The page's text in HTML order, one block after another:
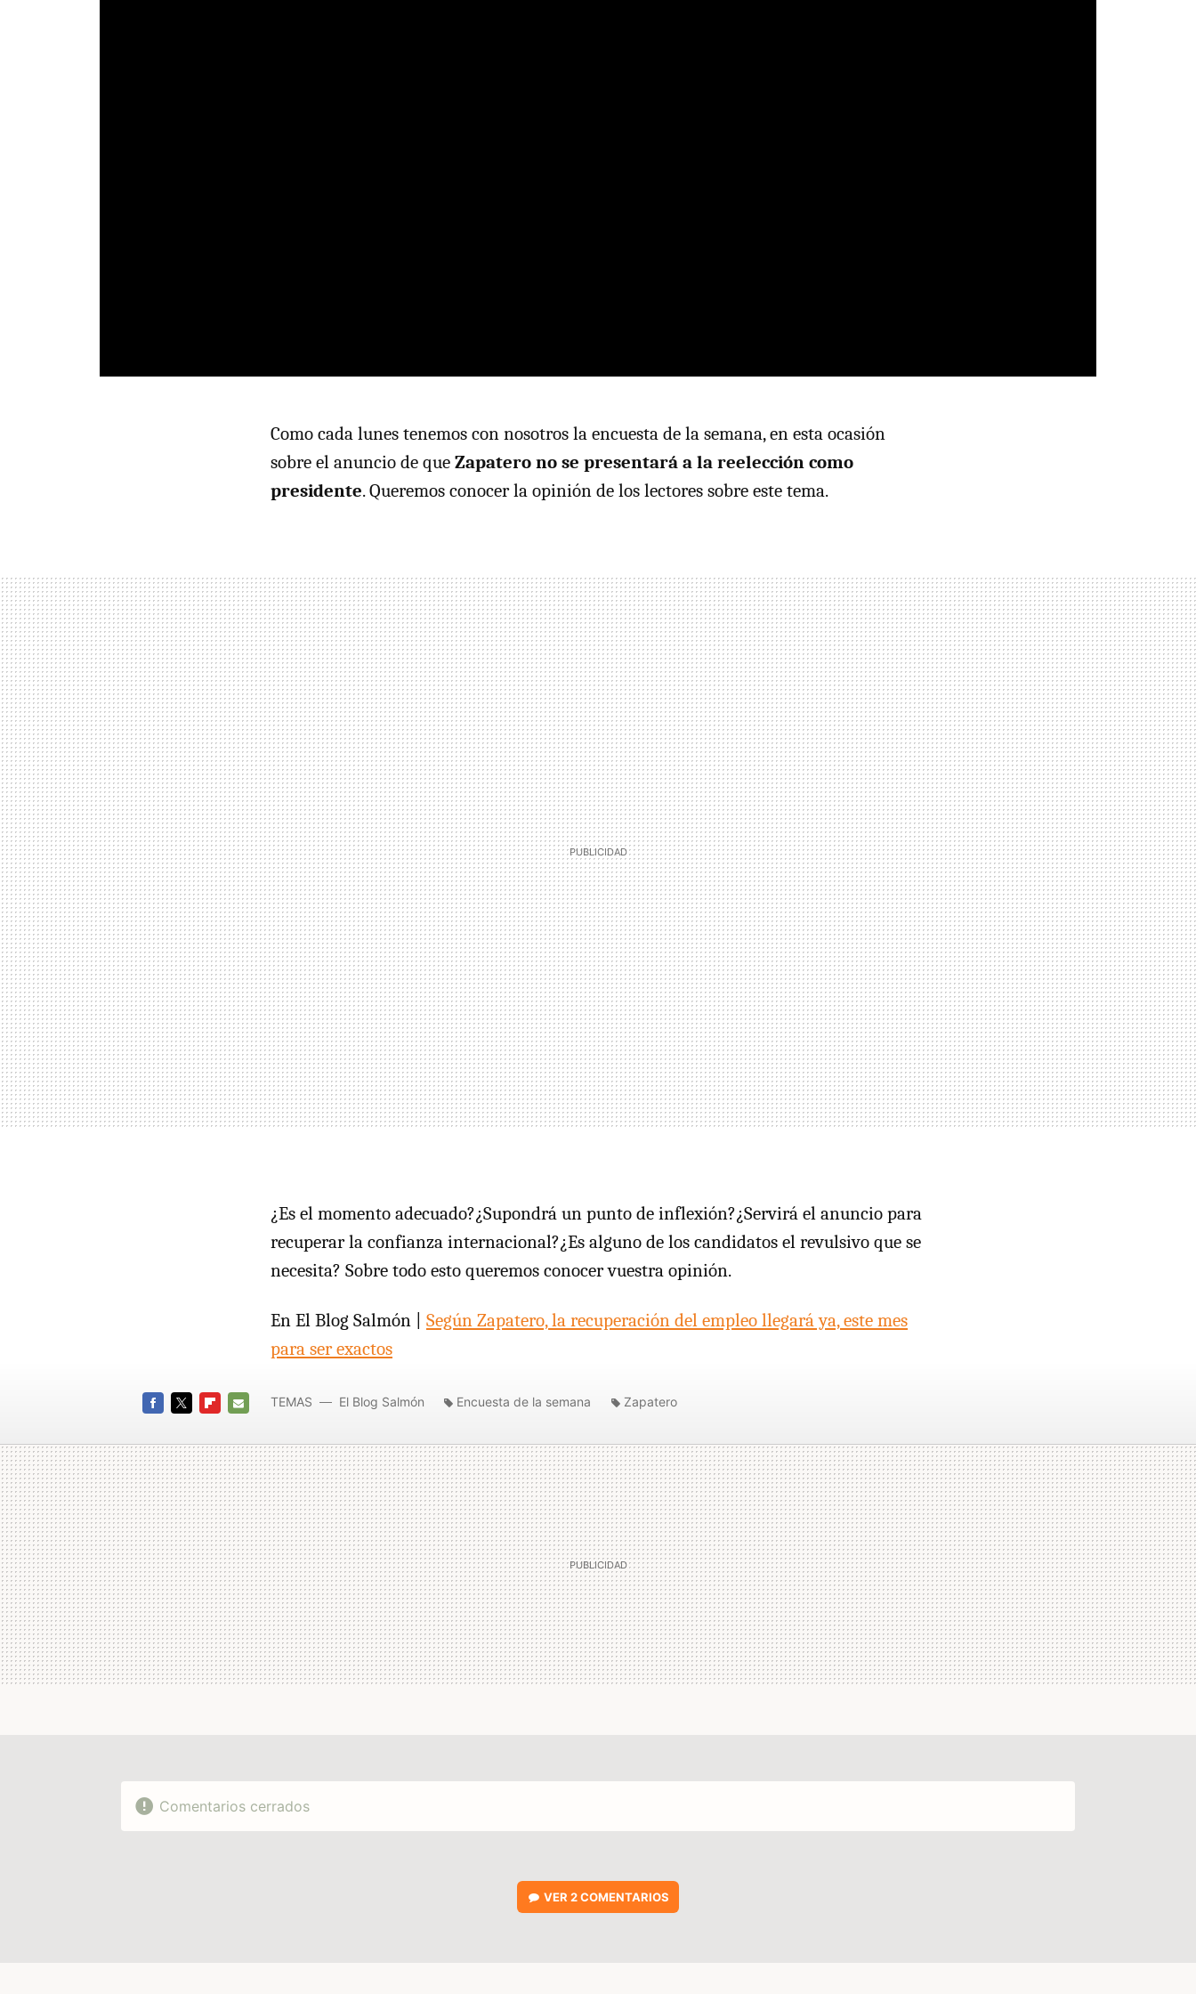
Como cada lunes tenemos con nosotros la encuesta de la semana, en esta ocasión
sobre el anuncio de que Zapatero no se presentará a la reelección como
presidente. Queremos conocer la opinión de los lectores sobre este tema.
¿Es el momento adecuado?¿Supondrá un punto de inflexión?¿Servirá el anuncio para
recuperar la confianza internacional?¿Es alguno de los candidatos el revulsivo que se
necesita? Sobre todo esto queremos conocer vuestra opinión.
En El Blog Salmón | Según Zapatero, la recuperación del empleo llegará ya, este mes
para ser exactos
MAIL
TEMAS El Blog Salmón Encuesta de la semana Zapatero
Comentarios cerrados
VER2 COMENTARIOS